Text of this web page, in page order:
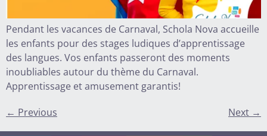
Pendant les vacances de Carnaval, Schola Nova accueille
les enfants pour des stages ludiques d’apprentissage
des langues. Vos enfants passeront des moments
inoubliables autour du thème du Carnaval.
Apprentissage et amusement garantis!
← Previous Next →